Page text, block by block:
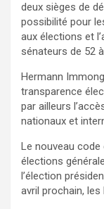
deux sièges de
possibilité pour
aux élections et
sénateurs de 52
Hermann
transparence
par ailleurs
nationaux et
Le nouveau code
élections
l’élection
avril prochain,